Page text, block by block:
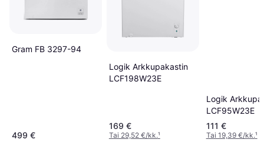
Gram FB 3297-94
499 €
Logik Arkkupakastin
LCF198W23E
169 €
Tai 29,52 €/kk.¹
Logik
LCF95W23E
111 €
Tai 19,39 €/kk.¹